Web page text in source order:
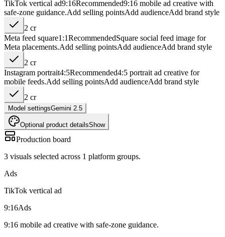
TikTok vertical ad9:16Recommended9:16 mobile ad creative with
safe-zone guidance.Add selling pointsAdd audienceAdd brand style
2 cr
Meta feed square1:1RecommendedSquare social feed image for
Meta placements.Add selling pointsAdd audienceAdd brand style
2 cr
Instagram portrait4:5Recommended4:5 portrait ad creative for
mobile feeds.Add selling pointsAdd audienceAdd brand style
2 cr
Model settingsGemini 2.5
Optional product detailsShow
Production board
3 visuals selected across 1 platform groups.
Ads
TikTok vertical ad
9:16Ads
9:16 mobile ad creative with safe-zone guidance.